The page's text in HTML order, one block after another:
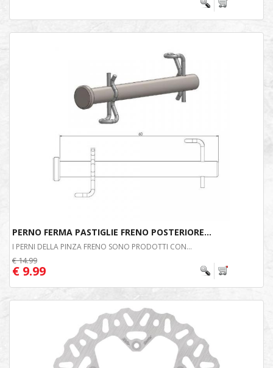
PERNO FERMA PASTIGLIE FRENO POSTERIORE...
I PERNI DELLA PINZA FRENO SONO PRODOTTI CON...
€ 14.99
€ 9.99